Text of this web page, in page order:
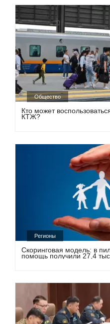
Общество
Кто может
КТЖ?
Регионы
Скоринговая модель: в
помощь получили 27,4